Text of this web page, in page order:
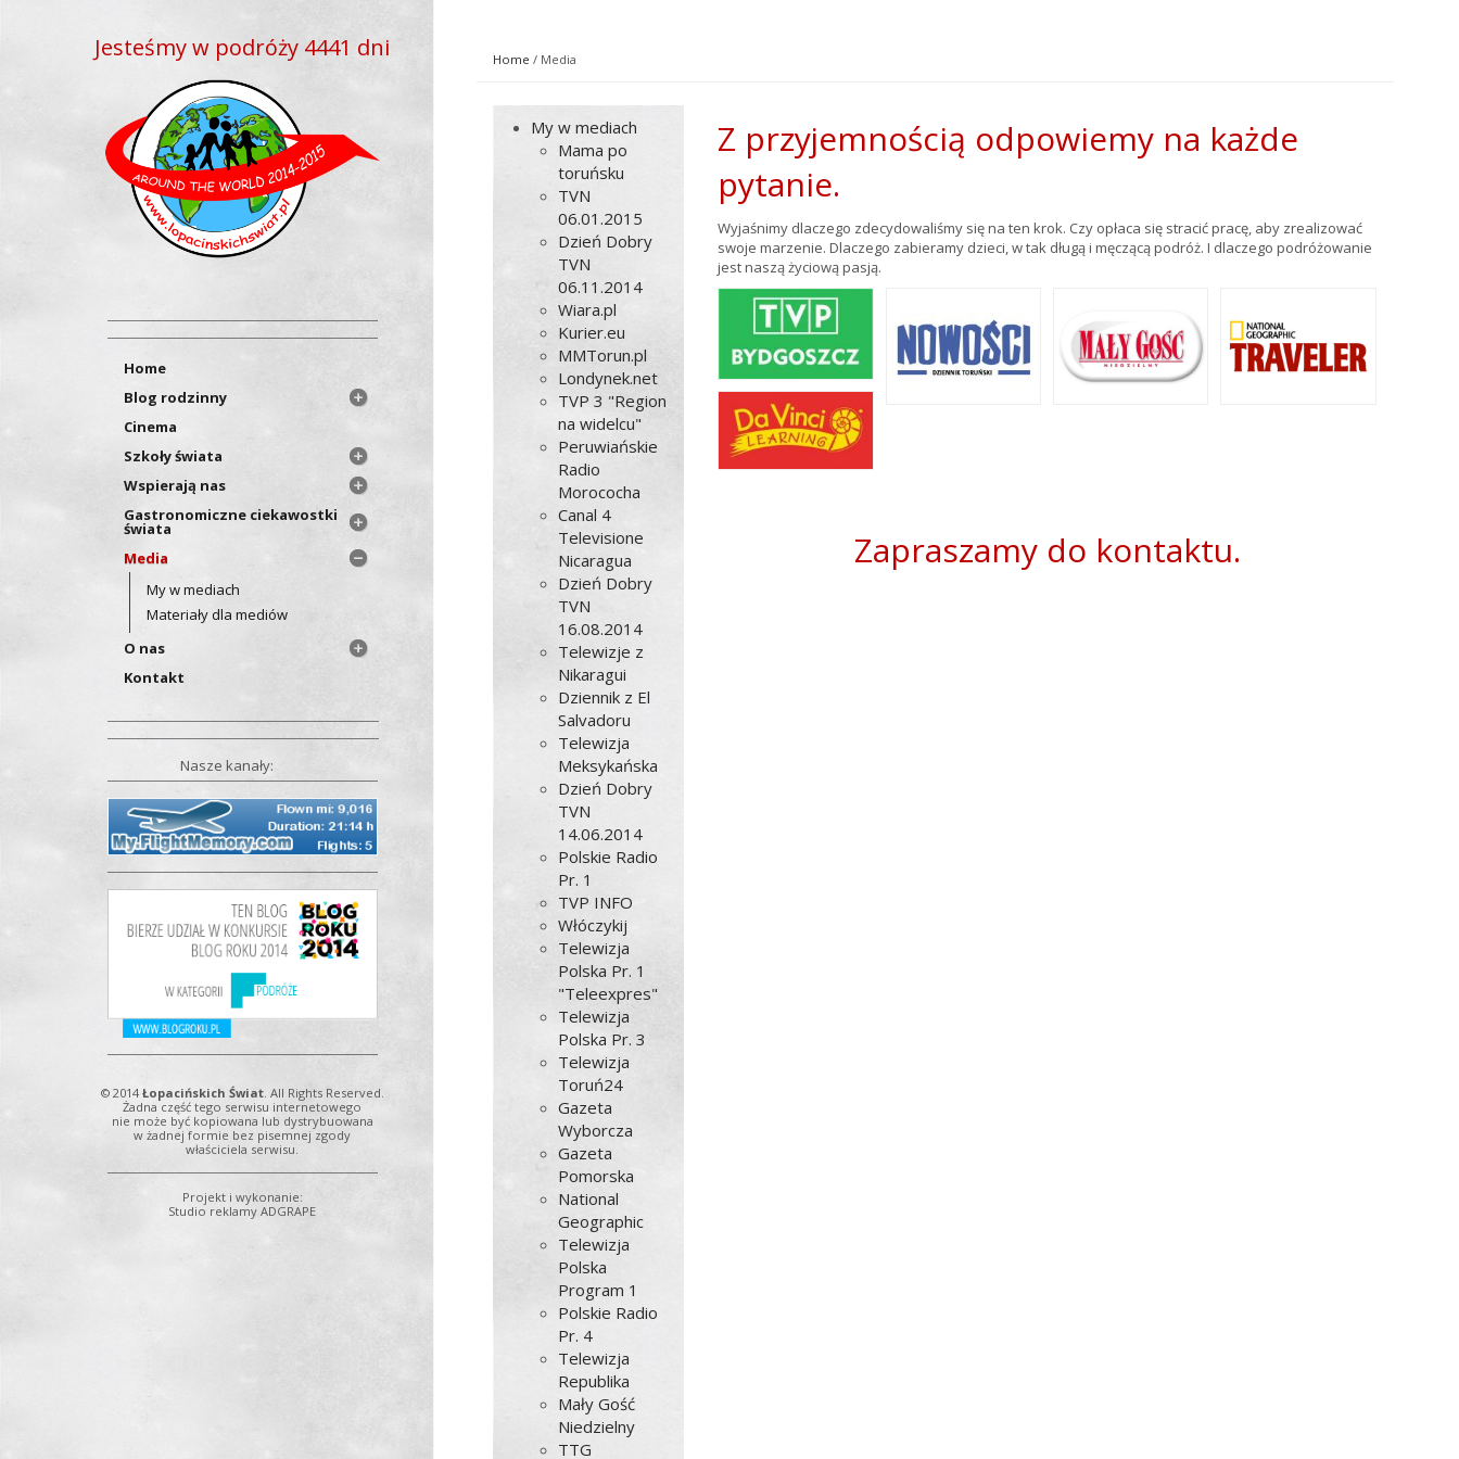
Jesteśmy w podróży 4441 dni
Home
Blog rodzinny
Cinema
Szkoły świata
Wspierają nas
Gastronomiczne ciekawostki
świata
Media
My w mediach
Materiały dla mediów
O nas
Kontakt
Nasze kanały:
© 2014 Łopacińskich Świat. All Rights Reserved.
Żadna część tego serwisu internetowego
nie może być kopiowana lub dystrybuowana
w żadnej formie bez pisemnej zgody
właściciela serwisu.
Projekt i wykonanie:
Studio reklamy ADGRAPE
Home / Media
My w mediach
Mama po
toruńsku
TVN
06.01.2015
Dzień Dobry
TVN
06.11.2014
Wiara.pl
Kurier.eu
MMTorun.pl
Londynek.net
TVP 3 "Region
na widelcu"
Peruwiańskie
Radio
Morococha
Canal 4
Televisione
Nicaragua
Dzień Dobry
TVN
16.08.2014
Telewizje z
Nikaragui
Dziennik z El
Salvadoru
Telewizja
Meksykańska
Dzień Dobry
TVN
14.06.2014
Polskie Radio
Pr. 1
TVP INFO
Włóczykij
Telewizja
Polska Pr. 1
"Teleexpres"
Telewizja
Polska Pr. 3
Telewizja
Toruń24
Gazeta
Wyborcza
Gazeta
Pomorska
National
Geographic
Telewizja
Polska
Program 1
Polskie Radio
Pr. 4
Telewizja
Republika
Mały Gość
Niedzielny
TTG
Z przyjemnością odpowiemy na każde
pytanie.
Wyjaśnimy dlaczego zdecydowaliśmy się na ten krok. Czy opłaca się stracić pracę, aby zrealizować
swoje marzenie. Dlaczego zabieramy dzieci, w tak długą i męczącą podróż. I dlaczego podróżowanie
jest naszą życiową pasją.
Zapraszamy do kontaktu.